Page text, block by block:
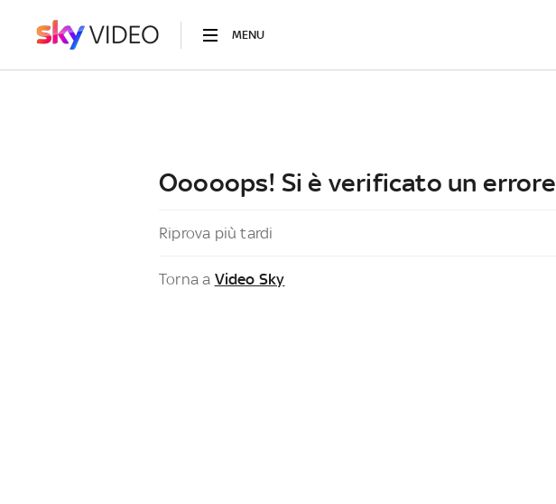
MENU
Ooooops! Si è verificato un errore
Riprova più tardi
Torna a Video Sky